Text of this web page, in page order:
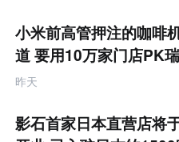
小米前高管押注的咖啡
道 要用10万家门店PK
昨天
影石首家日本直营店将